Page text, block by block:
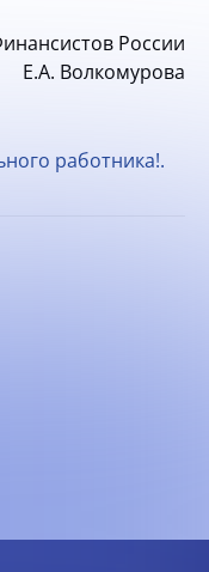
России
Е.А. Волкомурова
работника!.